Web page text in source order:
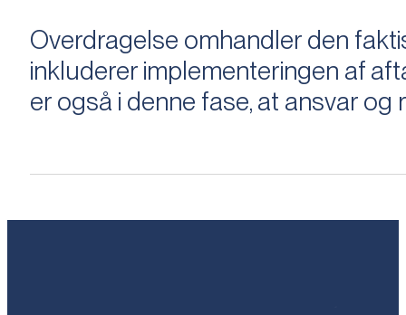
Overdragelse omhandler den
inkluderer implementeringen af
er også i denne fase, at ansvar